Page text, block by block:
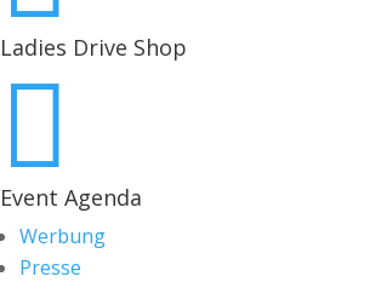
Ladies Drive Shop

Event Agenda
Werbung
Presse